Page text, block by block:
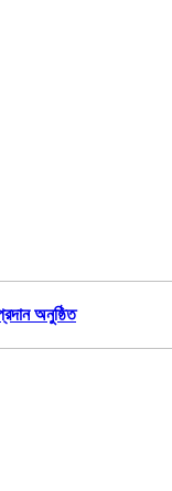
অনুষ্ঠিত